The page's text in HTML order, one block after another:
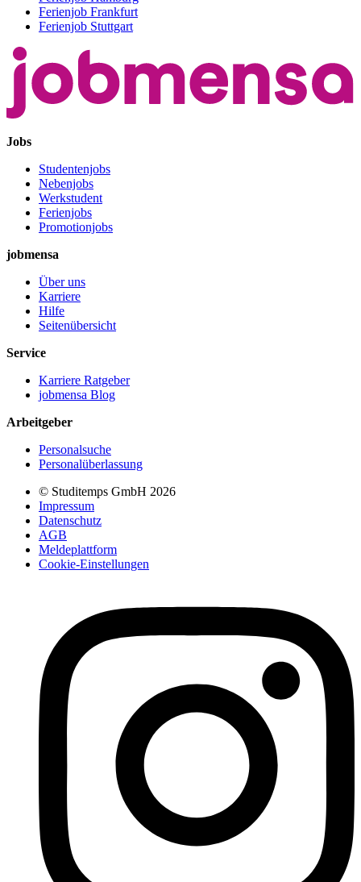
Ferienjob Frankfurt
Ferienjob Stuttgart
Jobs
Studentenjobs
Nebenjobs
Werkstudent
Ferienjobs
Promotionjobs
jobmensa
Über uns
Karriere
Hilfe
Seitenübersicht
Service
Karriere Ratgeber
jobmensa Blog
Arbeitgeber
Personalsuche
Personalüberlassung
© Studitemps GmbH 2026
Impressum
Datenschutz
AGB
Meldeplattform
Cookie-Einstellungen